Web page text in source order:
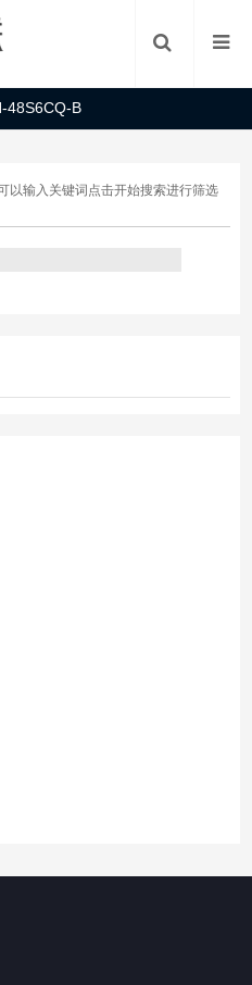
48S6CQ-B
以输入关键词点击开始搜索进行筛选